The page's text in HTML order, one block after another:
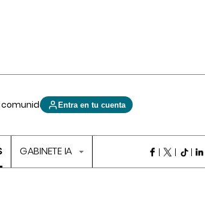
comunidad Entra en tu cuenta
GABINETE IA